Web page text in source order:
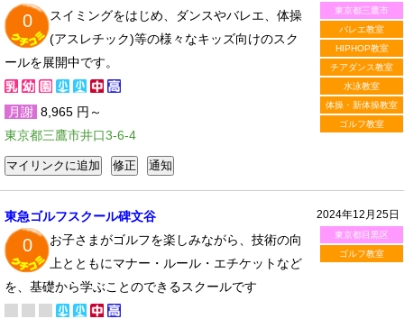
東京都三鷹市
バレエ教室
HIPHOP教室
チアダンス教室
水泳教室
体操・新体操教室
ゴルフ教室
0
スイミングをはじめ、ダンスやバレエ、体操
(アスレチック)等の様々なキッズ向けのスク
ールを展開中です。
月謝 8,965 円～
東京都三鷹市井口3-6-4
2024年12月25日
東京都目黒区
ゴルフ教室
東急ゴルフスクール碑文谷
0
お子さまがゴルフを楽しみながら、技術の向
上とともにマナー・ルール・エチケットなど
を、基礎から学ぶことのできるスクールです